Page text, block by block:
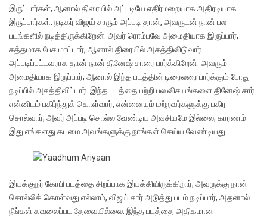
இருப்பார்கள், ஆனால் திரையில் அப்படியே எதிர்மறையாக அதிரடியாக
இருப்பார்கள். நடிகர் விஜய் சாரும் அப்படி தான், அவருடன் நான் பல
படங்களில் நடித்திருக்கிறேன். அவர் ரொம்பவே அமைதியாக இருப்பார்,
சத்தமாக பேச மாட்டார், ஆனால் திரையில் அசத்திவிடுவார்.
அப்படிப்பட்டவராக தான் நான் தினேஷ் சாரை பார்க்கிறேன். அவரும்
அமைதியாக இருப்பார், ஆனால் இந்த படத்தின் டிரைலரை பார்க்கும் போது
நடிப்பில் அசத்திவிட்டார். இந்த படத்தை பற்றி பல விசயங்களை தினேஷ் சார்
என்னிடம் பகிர்ந்துக் கொள்வார், என்னையும் மற்றவர்களுக்கு பகிர
சொல்வார், அவர் அப்படி சொல்ல வேண்டிய அவசியமே இல்லை, காரணம்
இது எங்களது கடமை அவங்களுக்கு நாங்கள் செய்ய வேண்டியது.
இயக்குநர் கோபி படத்தை சிறப்பாக இயக்கியிருக்கிறார், அவருக்கு நான்
சொல்லிக் கொள்வது எல்லாம், விஜய் சார் அடுத்து படம் நடிப்பார், அதனால்
நீங்கள் கவலைப்பட தேவையில்லை. இந்த படத்தை அதிகமான